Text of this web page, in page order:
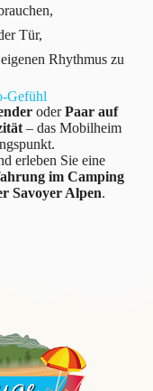
Tür,
Rhythmus zu
Gefühl
oderPaar auf
– das Mobilheim
erleben Sie eine
im Camping
Savoyer Alpen.